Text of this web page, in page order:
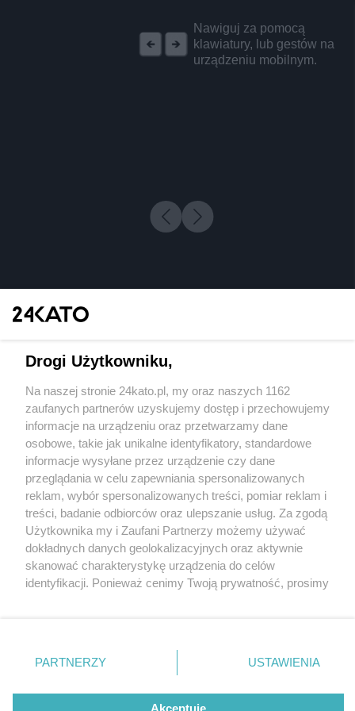
Nawiguj za pomocą
klawiatury, lub gestów na
urządzeniu mobilnym.
1 / 0
Wydawca mediów lokalnych
Nie zapomnij
zapoznać się z:
polityką prywatności regulamin korzystania z portali
Twojemiasto
Piekary Śląskie
Chorzów
Tarnowskie Góry
Gliwice
Skontakuj sięz nami
Kontakt
Wydawca
Redakcja
Drogi Użytkowniku,
Na naszej stronie 24kato.pl, my oraz naszych 1162
zaufanych partnerów uzyskujemy dostęp i przechowujemy
informacje na urządzeniu oraz przetwarzamy dane
osobowe, takie jak unikalne identyfikatory, standardowe
informacje wysyłane przez urządzenie czy dane
przeglądania w celu zapewniania spersonalizowanych
reklam, wybór spersonalizowanych treści, pomiar reklam i
treści, badanie odbiorców oraz ulepszanie usług. Za zgodą
Użytkownika my i Zaufani Partnerzy możemy używać
dokładnych danych geolokalizacyjnych oraz aktywnie
skanować charakterystykę urządzenia do celów
identyfikacji. Ponieważ cenimy Twoją prywatność, prosimy
prywatności znajdujący się w lewym dolnym rogu strony
. Niektóre rodzaje przetwarzania danych nie wymagają
zgody użytkownika, ale masz prawo sprzeciwić się
takiemu przetwarzaniu. Preferencje będą miały
PARTNERZY USTAWIENIA
Akceptuję